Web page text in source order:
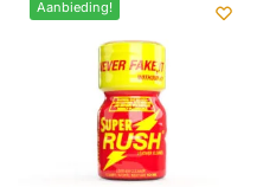
Aanbieding!